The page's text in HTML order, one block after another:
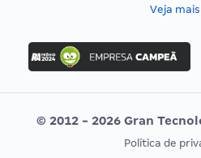
Concurso Ibama
Concurso MPU
Editais publicados
CONCURSOS POR PROFISSÃO
Veja mais
© 2012 - 2026 Gran
Política de